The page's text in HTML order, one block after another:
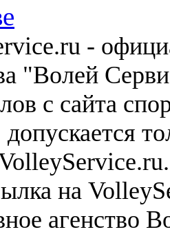
-
"Волей
с сайта
на
агенство